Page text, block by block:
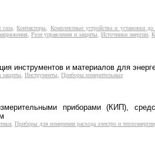
,Контакторы, Комплектные устройства и установки
, Реле управления и защиты, Источники энергии,
инструментов и материалов для
защиты Инструменты Приборы измерительные
приборами (КИП),
Приборы для измерения расхода электро и